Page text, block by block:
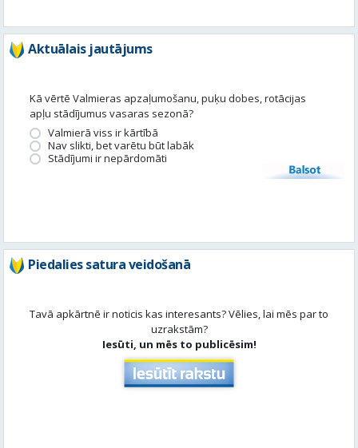
Aktuālais jautājums
Kā vērtē Valmieras apzaļumošanu, puķu dobes, rotācijas
apļu stādījumus vasaras sezonā?
Valmierā viss ir kārtībā
Nav slikti, bet varētu būt labāk
Stādījumi ir nepārdomāti
Balsot
Piedalies satura veidošanā
Tavā apkārtnē ir noticis kas interesants? Vēlies, lai mēs par to
uzrakstām?
Iesūti, un mēs to publicēsim!